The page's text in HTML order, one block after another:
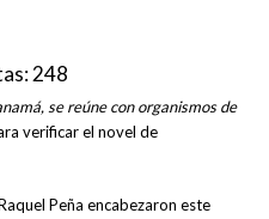
248
se reúne con organismos de
verificar el novel de
Peña encabezaron este